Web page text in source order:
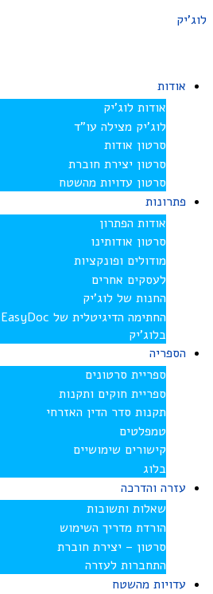
לוג'יק
אודות
אודות לוג’יק
לוג’יק מצילה עו”ד
סרטון אודות
סרטון יצירת חוברת
סרטון עדויות מהשטח
פתרונות
אודות הפתרון
סרטון אודותינו
מודולים ופונקציות
לעסקים אחרים
החנות של לוג’יק
החתימה הדיגיטלית של EasyDoc
בלוג’יק
הספריה
ספריית סרטונים
ספריית חוקים ותקנות
תקנות סדר הדין האזרחי
טמפלטים
קישורים שימושיים
בלוג
עזרה והדרכה
שאלות ותשובות
הורדת מדריך השימוש
סרטון – יצירת חוברת
התחברות לעזרה
עדויות מהשטח